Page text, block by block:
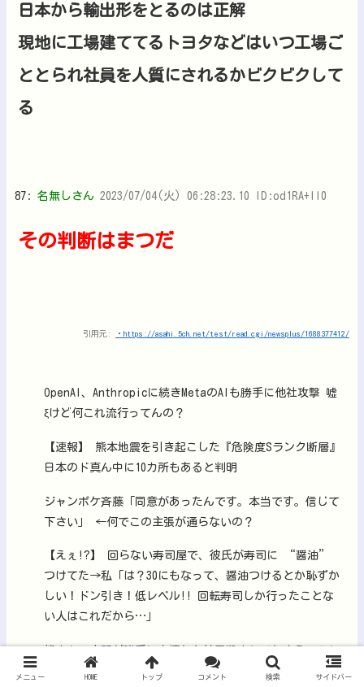
日本から輸出形をとるのは正解
現地に工場建ててるトヨタなどはいつ工場ご
ととられ社員を人質にされるかビクビクして
る
87: 名無しさん 2023/07/04(火) 06:28:23.10 ID:od1RA+ll0
その判断はまつだ
引用元: ・https://asahi.5ch.net/test/read.cgi/newsplus/1688377412/
OpenAI、Anthropicに続きMetaのAIも勝手に他社攻撃 嘘
ξけど何これ流行ってんの？
【速報】 熊本地震を引き起こした『危険度Sランク断層』
日本のド真ん中に10カ所もあると判明
ジャンポケ斉藤「同意があったんです。本当です。信じて
下さい」 ←何でこの主張が通らないの？
【えぇ!?】 回らない寿司屋で、彼氏が寿司に “醤油”
つけてた→私「は？30にもなって、醤油つけるとか恥ずか
しい！ドン引き！低レベル!! 回転寿司しか行ったことな
い人はこれだから…」
半分虐殺だろ
メニュー HOME トップ コメント 検索 サイドバー